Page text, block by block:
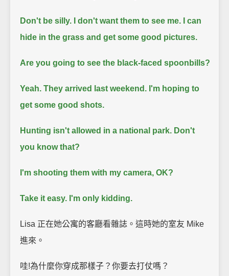
Don't be silly.
I don't want them to see me. I can
hide in the grass and get some good pictures.
Are you going to see the black-faced spoonbills?
Yeah. They arrived last weekend. I'm hoping to
get some good shots.
Hunting isn't allowed in a national park. Don't
you know that?
I'm shooting them with my camera, OK?
Take it easy. I'm only kidding.
Lisa 正在她公寓的客廳看雜誌。這時她的室友 Mike
進來。
哇!為什麼你穿成那樣子？你要去打仗嗎？